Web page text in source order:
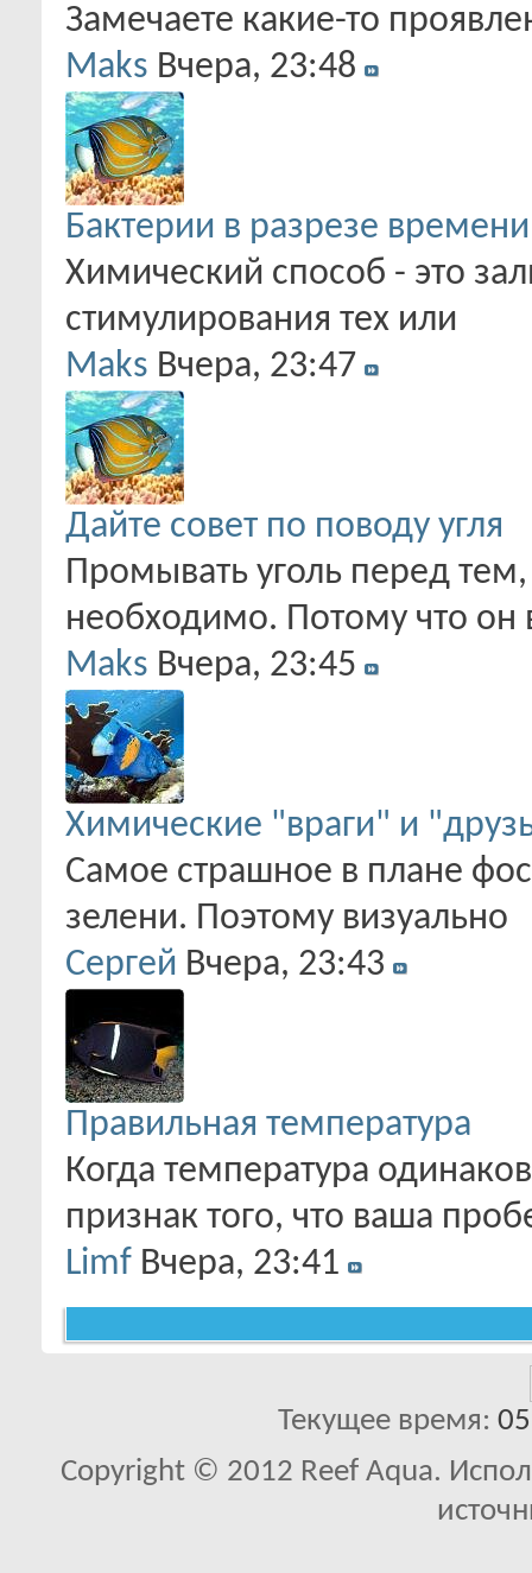
Замечаете какие-то
Maks Вчера, 23:48
Бактерии в разрезе времени
Химический способ - это
стимулирования тех или
Maks Вчера, 23:47
Дайте совет по поводу угля
Промывать уголь перед
необходимо. Потому что он
Maks Вчера, 23:45
Химические "враги" и
Самое страшное в плане
зелени. Поэтому визуально
Сергей Вчера, 23:43
Правильная температура
Когда температура
признак того, что ваша
Limf Вчера, 23:41
Текущее время:
Copyright © 2012 Reef Aqua.